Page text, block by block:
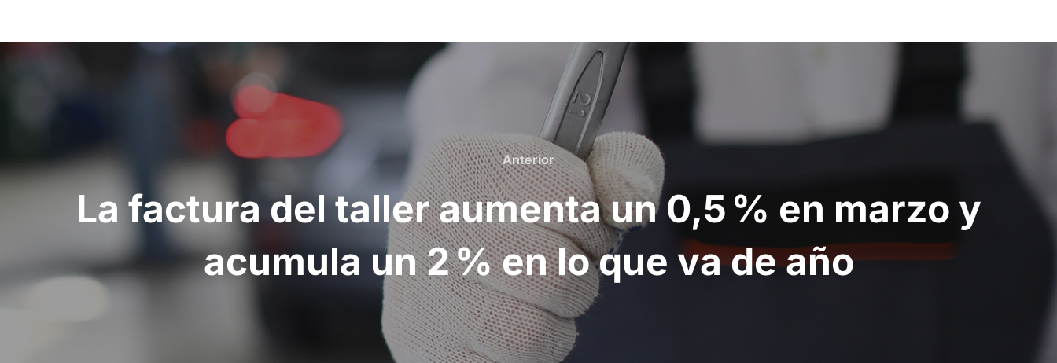
entradas
Anterior
Anterior
La factura del taller aumenta un 0,5 % en marzo y
acumula un 2 % en lo que va de año